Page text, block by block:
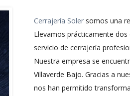
Cerrajería Soler somos una
Llevamos prácticamente
servicio de cerrajería
Nuestra empresa se
Villaverde Bajo. Gracias a
nos han permitido